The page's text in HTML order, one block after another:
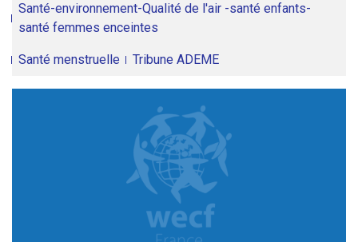
Santé-environnement-Qualité de l'air -santé enfants-
santé femmes enceintes
Santé menstruelle Tribune ADEME